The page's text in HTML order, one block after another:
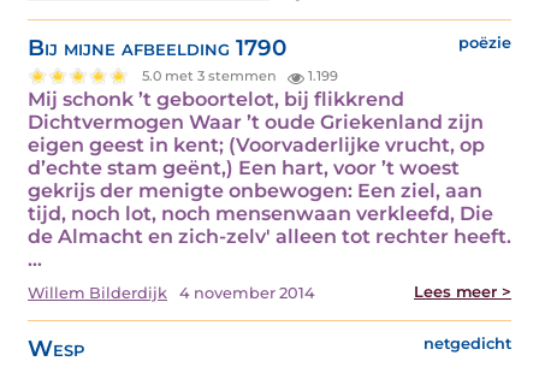
Bij mijne afbeelding 1790 poëzie
5.0 met 3 stemmen 1.199
Mij schonk ’t geboortelot, bij flikkrend
Dichtvermogen Waar ’t oude Griekenland zijn
eigen geest in kent; (Voorvaderlijke vrucht, op
d’echte stam geënt,) Een hart, voor ’t woest
gekrijs der menigte onbewogen: Een ziel, aan
tijd, noch lot, noch mensenwaan verkleefd, Die
de Almacht en zich-zelv' alleen tot rechter heeft.
…
Willem Bilderdijk 4 november 2014 Lees meer >
Wesp netgedicht